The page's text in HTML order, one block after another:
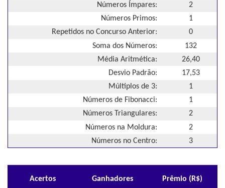
Números Ímpares:
2
Números Primos:
1
Repetidos no Concurso Anterior:
0
Soma dos Números:
132
Média Aritmética:
26,40
Desvio Padrão:
17,53
Múltiplos de 3:
1
Números de Fibonacci:
1
Números Triangulares:
2
Números na Moldura:
2
Números no Centro:
3
Acertos Ganhadores Prêmio (R$)